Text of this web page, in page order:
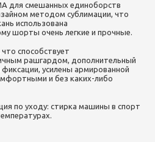
для смешанных единоборств
методом сублимации, что
использована
шорты очень легкие и прочные.
способствует
рашгардом, дополнительный
усилены армированной
и без каких-либо
по уходу: стирка машины в спорт